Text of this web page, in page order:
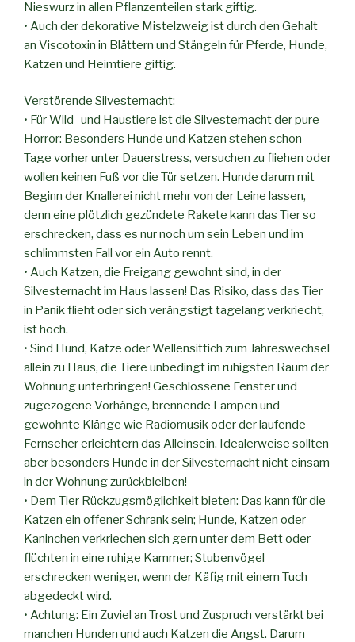
Nieswurz in allen Pflanzenteilen stark giftig.
• Auch der dekorative Mistelzweig ist durch den Gehalt
an Viscotoxin in Blättern und Stängeln für Pferde, Hunde,
Katzen und Heimtiere giftig.
Verstörende Silvesternacht:
• Für Wild- und Haustiere ist die Silvesternacht der pure
Horror: Besonders Hunde und Katzen stehen schon
Tage vorher unter Dauerstress, versuchen zu fliehen oder
wollen keinen Fuß vor die Tür setzen. Hunde darum mit
Beginn der Knallerei nicht mehr von der Leine lassen,
denn eine plötzlich gezündete Rakete kann das Tier so
erschrecken, dass es nur noch um sein Leben und im
schlimmsten Fall vor ein Auto rennt.
• Auch Katzen, die Freigang gewohnt sind, in der
Silvesternacht im Haus lassen! Das Risiko, dass das Tier
in Panik flieht oder sich verängstigt tagelang verkriecht,
ist hoch.
• Sind Hund, Katze oder Wellensittich zum Jahreswechsel
allein zu Haus, die Tiere unbedingt im ruhigsten Raum der
Wohnung unterbringen! Geschlossene Fenster und
zugezogene Vorhänge, brennende Lampen und
gewohnte Klänge wie Radiomusik oder der laufende
Fernseher erleichtern das Alleinsein. Idealerweise sollten
aber besonders Hunde in der Silvesternacht nicht einsam
in der Wohnung zurückbleiben!
• Dem Tier Rückzugsmöglichkeit bieten: Das kann für die
Katzen ein offener Schrank sein; Hunde, Katzen oder
Kaninchen verkriechen sich gern unter dem Bett oder
flüchten in eine ruhige Kammer; Stubenvögel
erschrecken weniger, wenn der Käfig mit einem Tuch
abgedeckt wird.
• Achtung: Ein Zuviel an Trost und Zuspruch verstärkt bei
manchen Hunden und auch Katzen die Angst. Darum